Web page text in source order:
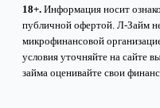
18+. Информация носит
публичной офертой. Л-Займ
микрофинансовой
условия уточняйте на
займа оценивайте свои